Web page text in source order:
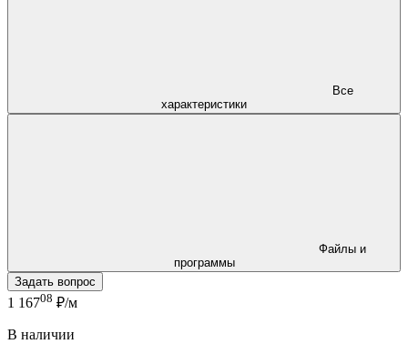
характеристики
программы
Задать вопрос
1 16708 ₽/м
В наличии